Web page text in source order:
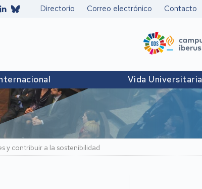
Secundario
Directorio Correo electrónico Contacto
Vida Universitaria
y contribuir a la sostenibilidad